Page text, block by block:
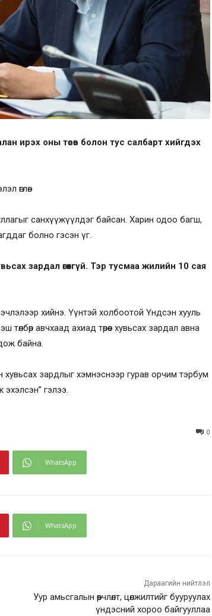
ирэх оны төсөв болон тус салбарт хийгдэх
өглөө.
санхүүжүүлдэг байсан. Харин одоо багш,
болно гэсэн үг.
зардал өгөхгүй. Тэр тусмаа жилийн 10 сая
хийнэ. Үүнтэй холбоотой Үндсэн хууль
төлбөр авчхаад ахиад төрөөс хувьсах зардал авна
байна.
хувьсах зардлыг хэмнэснээр гурав орчим тэрбум
эхэлсэн” гэлээ.
0
WhatsApp
WhatsApp
Дараагийн нийтлэл
Уур амьсгалын өөрчлөлт, цөлжилтийг бууруулах
үндэсний хороо байгууллаа